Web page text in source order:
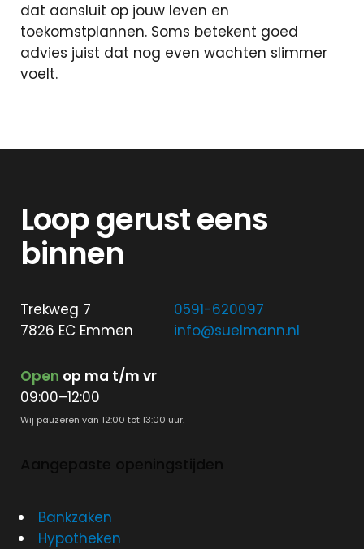
dat aansluit op jouw leven en
toekomstplannen. Soms betekent goed
advies juist dat nog even wachten slimmer
voelt.
Loop gerust eens
binnen
Trekweg 7
7826 EC Emmen
0591-620097
info@suelmann.nl
Open op ma t/m vr
09:00–12:00
Wij pauzeren van 12:00 tot 13:00 uur.
Bankzaken
Hypotheken